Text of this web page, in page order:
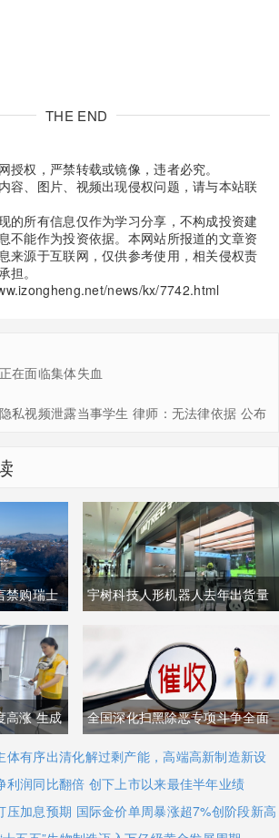
THE END
授权，严禁转载或镜像，违者必究。
容、图片、视频出现侵权问题，请与本站联
的所有信息仅作为学习分享，不构成投资建
不能作为投资依据。本网站所报道的文章资
来源于互联网，仅供参考使用，相关侵权责
担。
news/kx/7742.html
在面临集体失血
私视频泄露当事学生 律师：无法律依据 公布
禁购瑞士
贸易数据
差明显
宇树科技人形机器人去年出货量
加码核心技术研发
高涨 生成
培育全新
全国深化扫黑除恶专项斗争全面
铺开 河南锁定十类新型涉网涉软
暴力黑恶犯罪精准严打
体有序出清化解过剩产能，高端高新制造新设
利润同比翻倍 创下上市以来最佳半年业绩
压加息预期 国际金价单周暴涨超7%创阶段新高